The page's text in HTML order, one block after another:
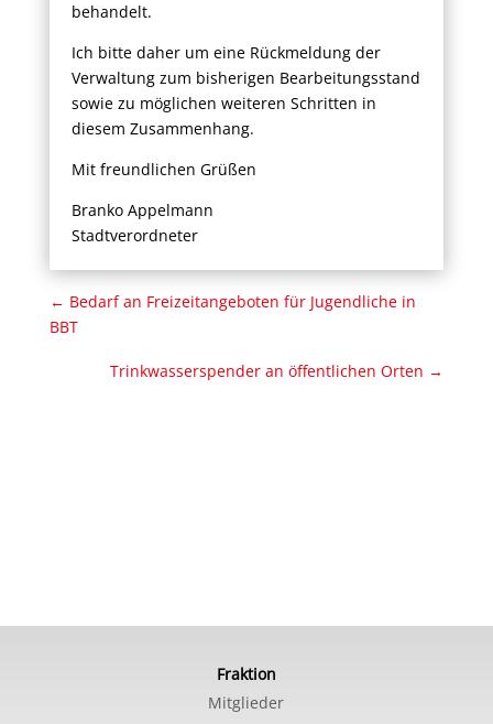
behandelt.
Ich bitte daher um eine Rückmeldung der
Verwaltung zum bisherigen Bearbeitungsstand
sowie zu möglichen weiteren Schritten in
diesem Zusammenhang.
Mit freundlichen Grüßen
Branko Appelmann
Stadtverordneter
← Bedarf an Freizeitangeboten für Jugendliche in
BBT
Trinkwasserspender an öffentlichen Orten →
Fraktion
Mitglieder